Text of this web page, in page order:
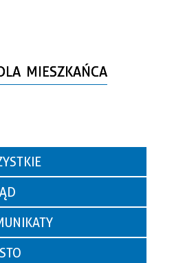
MIESZKAŃCA